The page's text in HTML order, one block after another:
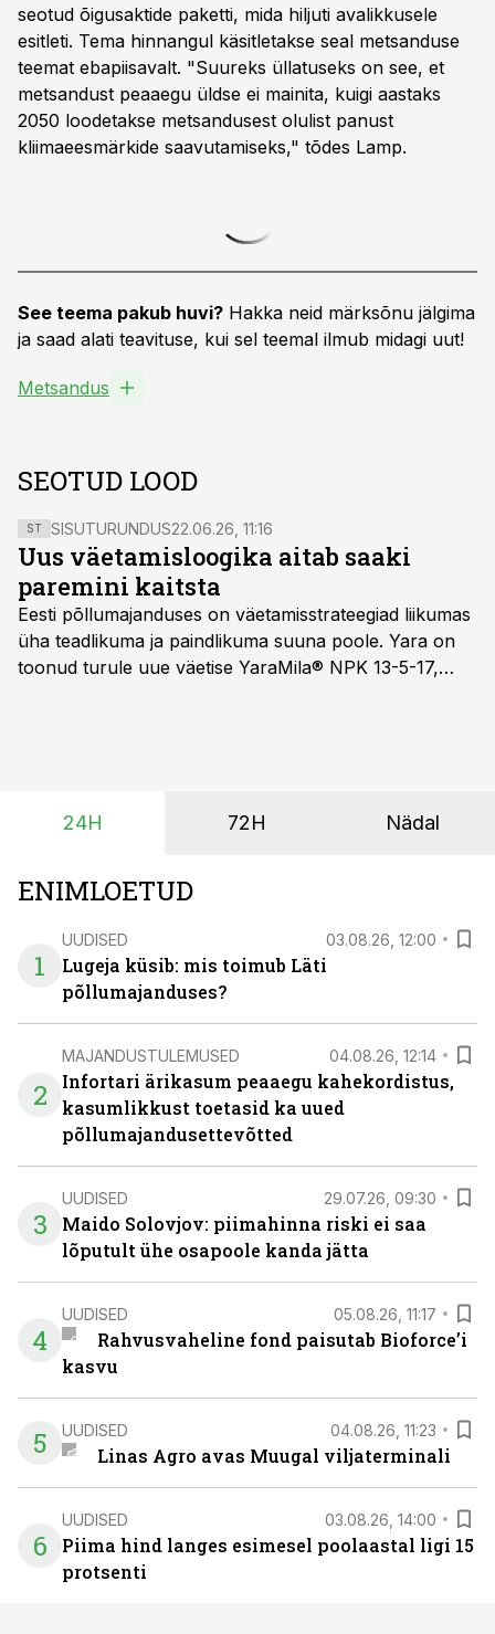
seotud õigusaktide paketti, mida hiljuti avalikkusele
esitleti. Tema hinnangul käsitletakse seal metsanduse
teemat ebapiisavalt. "Suureks üllatuseks on see, et
metsandust peaaegu üldse ei mainita, kuigi aastaks
2050 loodetakse metsandusest olulist panust
kliimaeesmärkide saavutamiseks," tõdes Lamp.
See teema pakub huvi? Hakka neid märksõnu jälgima
ja saad alati teavituse, kui sel teemal ilmub midagi uut!
Metsandus
SEOTUD LOOD
ST SISUTURUNDUS22.06.26, 11:16
Uus väetamisloogika aitab saaki
paremini kaitsta
Eesti põllumajanduses on väetamisstrateegiad liikumas
üha teadlikuma ja paindlikuma suuna poole. Yara on
toonud turule uue väetise YaraMila® NPK 13-5-17,
24H 72H Nädal
ENIMLOETUD
1
UUDISED 03.08.26, 12:00
Lugeja küsib: mis toimub Läti
põllumajanduses?
2
MAJANDUSTULEMUSED 04.08.26, 12:14
Infortari ärikasum peaaegu kahekordistus,
kasumlikkust toetasid ka uued
põllumajandusettevõtted
3
UUDISED 29.07.26, 09:30
Maido Solovjov: piimahinna riski ei saa
lõputult ühe osapoole kanda jätta
4
UUDISED 05.08.26, 11:17
Rahvusvaheline fond paisutab Bioforce’i
kasvu
5 UUDISED 04.08.26, 11:23
Linas Agro avas Muugal viljaterminali
6
UUDISED 03.08.26, 14:00
Piima hind langes esimesel poolaastal ligi 15
protsenti